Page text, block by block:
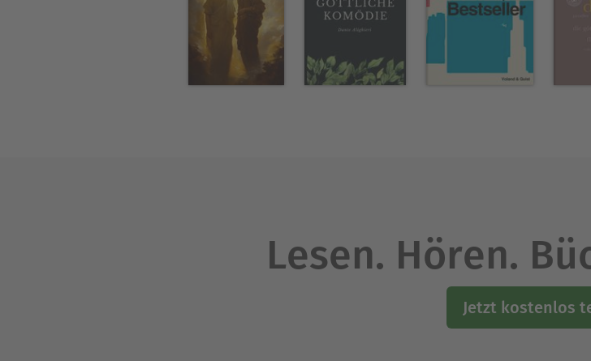
Lesen. Hören.
Jetzt kostenlos